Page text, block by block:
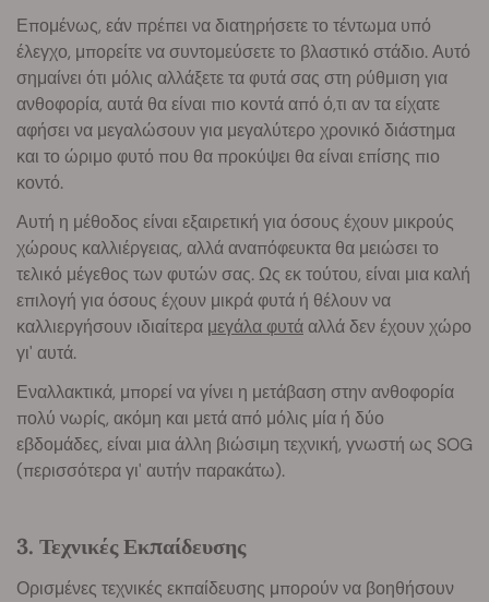
Επομένως, εάν πρέπει να διατηρήσετε το τέντωμα υπό
έλεγχο, μπορείτε να συντομεύσετε το βλαστικό στάδιο. Αυτό
σημαίνει ότι μόλις αλλάξετε τα φυτά σας στη ρύθμιση για
ανθοφορία, αυτά θα είναι πιο κοντά από ό,τι αν τα είχατε
αφήσει να μεγαλώσουν για μεγαλύτερο χρονικό διάστημα
και το ώριμο φυτό που θα προκύψει θα είναι επίσης πιο
κοντό.
Αυτή η μέθοδος είναι εξαιρετική για όσους έχουν μικρούς
χώρους καλλιέργειας, αλλά αναπόφευκτα θα μειώσει το
τελικό μέγεθος των φυτών σας. Ως εκ τούτου, είναι μια καλή
επιλογή για όσους έχουν μικρά φυτά ή θέλουν να
καλλιεργήσουν ιδιαίτερα μεγάλα φυτάαλλά δεν έχουν χώρο
γι' αυτά.
Εναλλακτικά, μπορεί να γίνει η μετάβαση στην ανθοφορία
πολύ νωρίς, ακόμη και μετά από μόλις μία ή δύο
εβδομάδες, είναι μια άλλη βιώσιμη τεχνική, γνωστή ως SOG
(περισσότερα γι' αυτήν παρακάτω).
3. Τεχνικές Εκπαίδευσης
Ορισμένες τεχνικές εκπαίδευσης μπορούν να βοηθήσουν